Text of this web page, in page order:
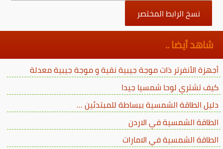
نسخ الرابط المختصر
شاهد أيضا ..
أجهزة الأنفرتر ذات موجة جيبية نقية و موجة جيبية معدلة
كيف تشتري لوحا شمسيا جيدا
دليل الطاقة الشمسية ببساطة للمبتدئين …
الطاقة الشمسية في الاردن
الطاقة الشمسية في الامارات